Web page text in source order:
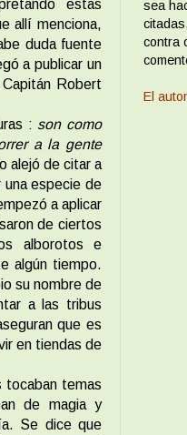
estas
allí menciona,
duda fuente
a publicar un
Robert
: son como
a la gente
alejó de citar a
una especie de
a aplicar
de ciertos
alborotos e
algún tiempo.
su nombre de
a las tribus
que es
en tiendas de
tocaban temas
de magia y
Se dice que
sea
contra
El